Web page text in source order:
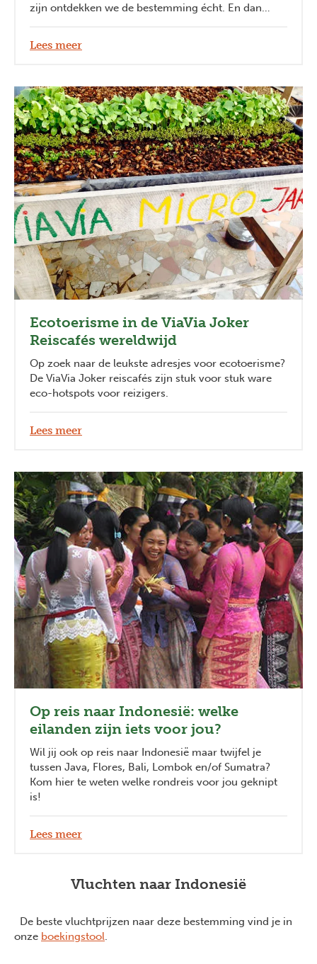
zijn ontdekken we de bestemming écht. En dan
Lees meer
Ecotoerisme in de ViaVia Joker
Reiscafés wereldwijd
Op zoek naar de leukste adresjes voor ecotoerisme?
De ViaVia Joker reiscafés zijn stuk voor stuk ware
eco-hotspots voor reizigers.
Lees meer
Op reis naar Indonesië: welke
eilanden zijn iets voor jou?
Wil jij ook op reis naar Indonesië maar twijfel je
tussen Java, Flores, Bali, Lombok en/of Sumatra?
Kom hier te weten welke rondreis voor jou geknipt
is!
Lees meer
Vluchten naar Indonesië
De beste vluchtprijzen naar deze bestemming vind je in
onze boekingstool.